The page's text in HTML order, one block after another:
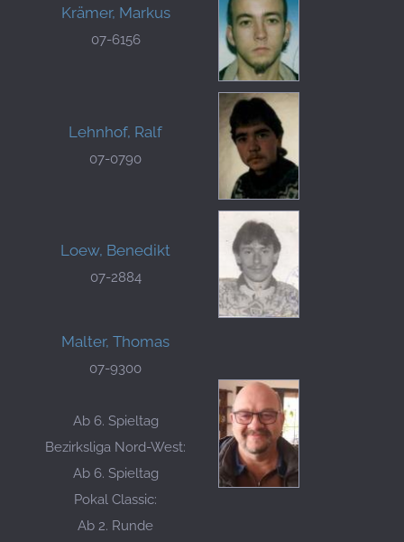
Krämer, Markus
07-6156
Lehnhof, Ralf
07-0790
Loew, Benedikt
07-2884
Malter, Thomas
07-9300
Ab 6. Spieltag
Bezirksliga Nord-West:
Ab 6. Spieltag
Pokal Classic:
Ab 2. Runde